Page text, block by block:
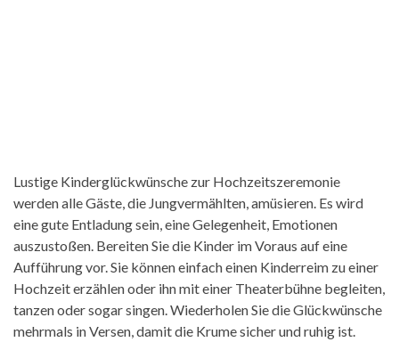
Lustige Kinderglückwünsche zur Hochzeitszeremonie
werden alle Gäste, die Jungvermählten, amüsieren. Es wird
eine gute Entladung sein, eine Gelegenheit, Emotionen
auszustoßen. Bereiten Sie die Kinder im Voraus auf eine
Aufführung vor. Sie können einfach einen Kinderreim zu einer
Hochzeit erzählen oder ihn mit einer Theaterbühne begleiten,
tanzen oder sogar singen. Wiederholen Sie die Glückwünsche
mehrmals in Versen, damit die Krume sicher und ruhig ist.